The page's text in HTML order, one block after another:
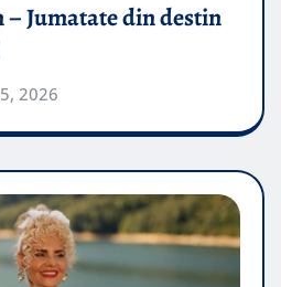
Jumatate din destin
2026